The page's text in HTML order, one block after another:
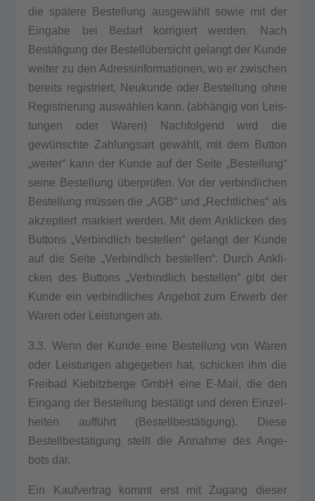
die spätere Bestel­lung ausgewählt sowie mit der
Ein­ga­be bei Bedarf kor­ri­giert wer­den. Nach
Bestätigung der Bestellübersicht gelangt der Kun­de
wei­ter zu den Adress­in­for­ma­tio­nen, wo er zwi­schen
bereits regis­triert, Neu­kun­de oder Bestel­lung ohne
Regis­trie­rung auswählen kann. (abhängig von Leis­
tun­gen oder Waren) Nach­fol­gend wird die
gewünschte Zah­lungs­art gewählt, mit dem But­ton
„wei­ter“ kann der Kun­de auf der Sei­te „Bestel­lung“
sei­ne Bestel­lung überprüfen. Vor der ver­bind­li­chen
Bestel­lung müssen die „AGB“ und „Recht­li­ches“ als
akzep­tiert mar­kiert wer­den. Mit dem Ankli­cken des
But­tons „Ver­bind­lich bestel­len“ gelangt der Kun­de
auf die Sei­te „Ver­bind­lich bestel­len“. Durch Ankli­
cken des But­tons „Ver­bind­lich bestel­len“ gibt der
Kun­de ein ver­bind­li­ches Ange­bot zum Erwerb der
Waren oder Leis­tun­gen ab.
3.3. Wenn der Kun­de eine Bestel­lung von Waren
oder Leis­tun­gen abge­ge­ben hat, schi­cken ihm die
Frei­bad Kie­bitz­ber­ge GmbH eine E‑Mail, die den
Ein­gang der Bestel­lung bestätigt und deren Ein­zel­
hei­ten aufführt (Bestellbestätigung). Die­se
Bestellbestätigung stellt die Annah­me des Ange­
bots dar.
Ein Kauf­ver­trag kommt erst mit Zugang die­ser